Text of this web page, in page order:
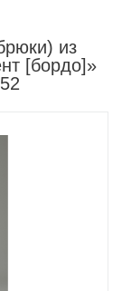
из
[бордо]»